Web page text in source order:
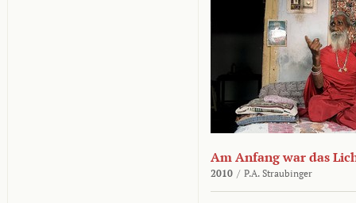
Am Anfang war das
2010 / P.A. Straubinger